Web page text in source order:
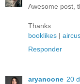
Awesome post,
Thanks
booklikes |
Responder
aryanoone 20